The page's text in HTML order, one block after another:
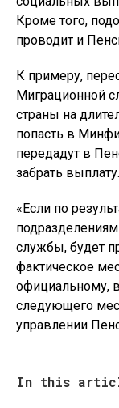
Кроме того,
проводит и
К примеру,
Миграционной
страны на
попасть в
передадут в
забрать выплату.
«Если по
службы, будет
фактическое
официальному,
следующего
управлении
In this